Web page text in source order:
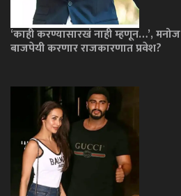
‘काही करण्यासारखं नाही म्हणून…’, मनोज
बाजपेयी करणार राजकारणात प्रवेश?